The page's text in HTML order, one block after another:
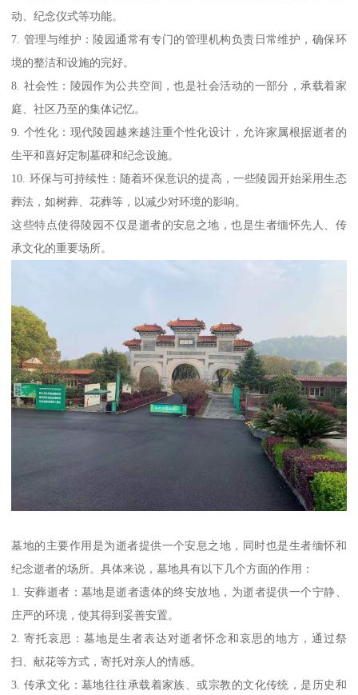
动、纪念仪式等功能。
7. 管理与维护：陵园通常有专门的管理机构负责日常维护，确保环
境的整洁和设施的完好。
8. 社会性：陵园作为公共空间，也是社会活动的一部分，承载着家
庭、社区乃至的集体记忆。
9. 个性化：现代陵园越来越注重个性化设计，允许家属根据逝者的
生平和喜好定制墓碑和纪念设施。
10. 环保与可持续性：随着环保意识的提高，一些陵园开始采用生态
葬法，如树葬、花葬等，以减少对环境的影响。
这些特点使得陵园不仅是逝者的安息之地，也是生者缅怀先人、传
承文化的重要场所。
墓地的主要作用是为逝者提供一个安息之地，同时也是生者缅怀和
纪念逝者的场所。具体来说，墓地具有以下几个方面的作用：
1. 安葬逝者：墓地是逝者遗体的终安放地，为逝者提供一个宁静、
庄严的环境，使其得到妥善安置。
2. 寄托哀思：墓地是生者表达对逝者怀念和哀思的地方，通过祭
扫、献花等方式，寄托对亲人的情感。
3. 传承文化：墓地往往承载着家族、或宗教的文化传统，是历史和